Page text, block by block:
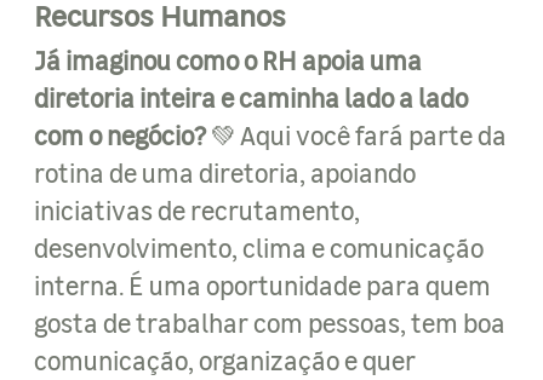
Recursos Humanos
Já imaginou como o RH apoia uma
diretoria inteira e caminha lado a lado
com o negócio?💚 Aqui você fará parte da
rotina de uma diretoria, apoiando
iniciativas de recrutamento,
desenvolvimento, clima e comunicação
interna. É uma oportunidade para quem
gosta de trabalhar com pessoas, tem boa
comunicação, organização e quer